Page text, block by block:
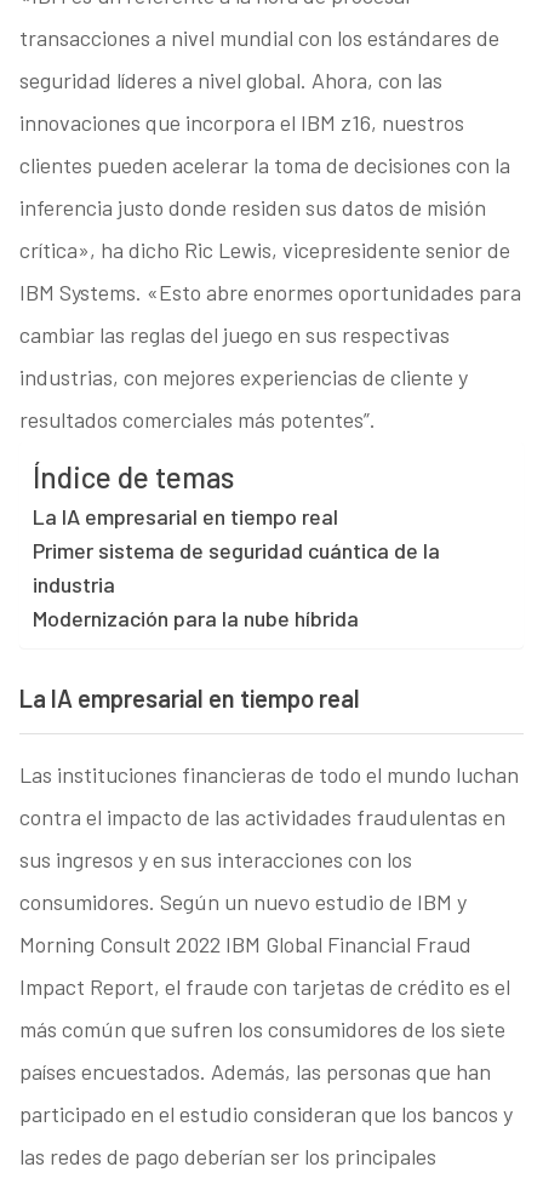
transacciones a nivel mundial con los estándares de
seguridad líderes a nivel global. Ahora, con las
innovaciones que incorpora el IBM z16, nuestros
clientes pueden acelerar la toma de decisiones con la
inferencia justo donde residen sus datos de misión
crítica», ha dicho Ric Lewis, vicepresidente senior de
IBM Systems. «Esto abre enormes oportunidades para
cambiar las reglas del juego en sus respectivas
industrias, con mejores experiencias de cliente y
resultados comerciales más potentes”.
Índice de temas
La IA empresarial en tiempo real
Primer sistema de seguridad cuántica de la
industria
Modernización para la nube híbrida
La IA empresarial en tiempo real
Las instituciones financieras de todo el mundo luchan
contra el impacto de las actividades fraudulentas en
sus ingresos y en sus interacciones con los
consumidores. Según un nuevo estudio de IBM y
Morning Consult 2022 IBM Global Financial Fraud
Impact Report, el fraude con tarjetas de crédito es el
más común que sufren los consumidores de los siete
países encuestados. Además, las personas que han
participado en el estudio consideran que los bancos y
las redes de pago deberían ser los principales